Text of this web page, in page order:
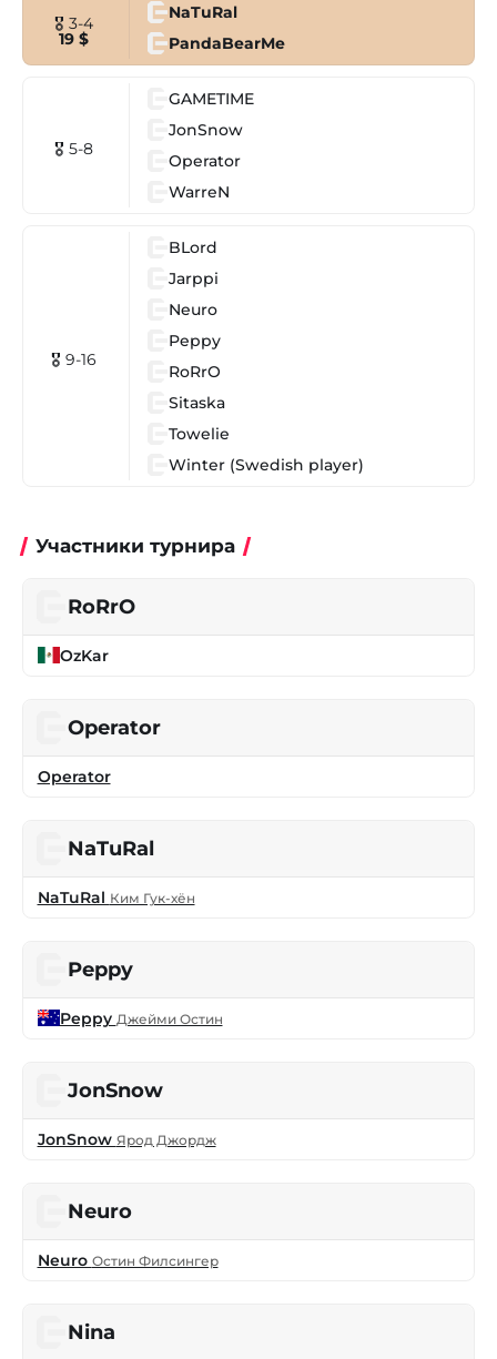
🎖 3-4
19 $
NaTuRal
PandaBearMe
🎖 5-8
GAMETIME
JonSnow
Operator
WarreN
🎖 9-16
BLord
Jarppi
Neuro
Peppy
RoRrO
Sitaska
Towelie
Winter (Swedish player)
Участники турнира
RoRrO
OzKar
Operator
Operator
NaTuRal
NaTuRal Ким Гук-хён
Peppy
Peppy Джейми Остин
JonSnow
JonSnow Ярод Джордж
Neuro
Neuro Остин Филсингер
Nina